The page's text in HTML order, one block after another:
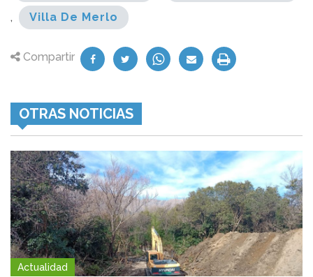
, Villa De Merlo
Compartir
OTRAS NOTICIAS
Actualidad